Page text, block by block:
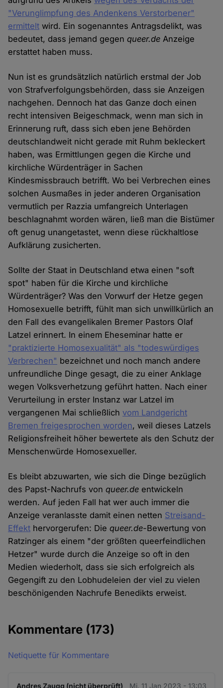
"Verunglimpfung des Andenkens Verstorbener"
ermittelt wird. Ein sogenanntes Antragsdelikt, was
bedeutet, dass jemand gegenqueer.deAnzeige
erstattet haben muss.
Nun ist es grundsätzlich natürlich erstmal der Job
von Strafverfolgungsbehörden, dass sie Anzeigen
nachgehen. Dennoch hat das Ganze doch einen
recht intensiven Beigeschmack, wenn man sich in
Erinnerung ruft, dass sich eben jene Behörden
deutschlandweit nicht gerade mit Ruhm bekleckert
haben, was Ermittlungen gegen die Kirche und
kirchliche Würdenträger in Sachen
Kindesmissbrauch betrifft. Wo bei Verbrechen eines
solchen Ausmaßes in jeder anderen Organisation
vermutlich per Razzia umfangreich Unterlagen
beschlagnahmt worden wären, ließ man die Bistümer
oft genug unangetastet, wenn diese rückhaltlose
Aufklärung zusicherten.
Sollte der Staat in Deutschland etwa einen "soft
spot" haben für die Kirche und kirchliche
Würdenträger? Was den Vorwurf der Hetze gegen
Homosexuelle betrifft, fühlt man sich unwillkürlich an
den Fall des evangelikalen Bremer Pastors Olaf
Latzel erinnert. In einem Eheseminar hatte er
"praktizierte Homosexualität" als "todeswürdiges
Verbrechen" bezeichnet und noch manch andere
unfreundliche Dinge gesagt, die zu einer Anklage
wegen Volksverhetzung geführt hatten. Nach einer
Verurteilung in erster Instanz war Latzel im
vergangenen Mai schließlichvom Landgericht
Bremen freigesprochen worden, weil dieses Latzels
Religionsfreiheit höher bewertete als den Schutz der
Menschenwürde Homosexueller.
Es bleibt abzuwarten, wie sich die Dinge bezüglich
des Papst-Nachrufs vonqueer.de entwickeln
werden. Auf jeden Fall hat wer auch immer die
Anzeige veranlasste damit einen netten Streisand-
Effekt hervorgerufen: Diequeer.de-Bewertung von
Ratzinger als einem "der größten queerfeindlichen
Hetzer" wurde durch die Anzeige so oft in den
Medien wiederholt, dass sie sich erfolgreich als
Gegengift zu den Lobhudeleien der viel zu vielen
beschönigenden Nachrufe Benedikts erweist.
Kommentare (173)
Netiquette für Kommentare
Andres Zaugg (nicht überprüft) Mi. 11 Jan 2023 - 13:03